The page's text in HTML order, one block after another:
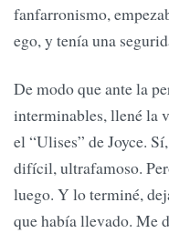
fanfarronismo,
ego, y tenía una
De modo que ante la
interminables, llené la
el “Ulises” de Joyce.
difícil, ultrafamoso.
luego. Y lo terminé,
que había llevado. Me